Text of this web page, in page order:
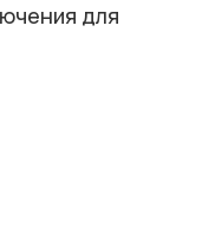
для